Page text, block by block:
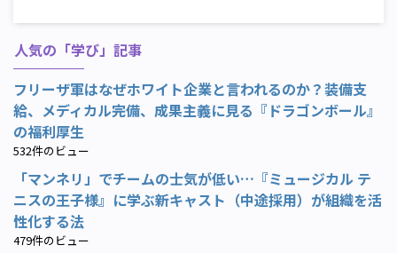
人気の「学び」記事
フリーザ軍はなぜホワイト企業と言われるのか？装備支
給、メディカル完備、成果主義に見る『ドラゴンボール』
の福利厚生
532件のビュー
「マンネリ」でチームの士気が低い…『ミュージカル テ
ニスの王子様』に学ぶ新キャスト（中途採用）が組織を活
性化する法
479件のビュー